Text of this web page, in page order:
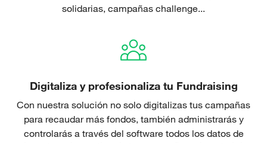
solidarias, campañas challenge...
Digitaliza y profesionaliza tu Fundraising
Con nuestra solución no solo digitalizas tus campañas
para recaudar más fondos, también administrarás y
controlarás a través del software todos los datos de